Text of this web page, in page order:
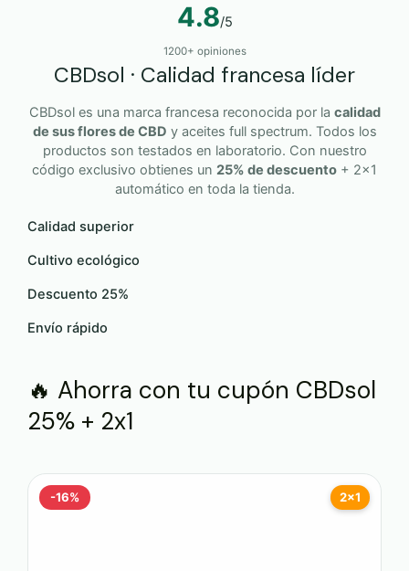
4.8/5
1200+ opiniones
CBDsol · Calidad francesa líder
CBDsol es una marca francesa reconocida por la calidad
de sus flores de CBD y aceites full spectrum. Todos los
productos son testados en laboratorio. Con nuestro
código exclusivo obtienes un 25% de descuento + 2x1
automático en toda la tienda.
Calidad superior
Cultivo ecológico
Descuento 25%
Envío rápido
🔥 Ahorra con tu cupón CBDsol
25% + 2x1
-16% 2x1